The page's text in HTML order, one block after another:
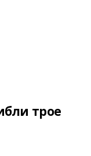
трое